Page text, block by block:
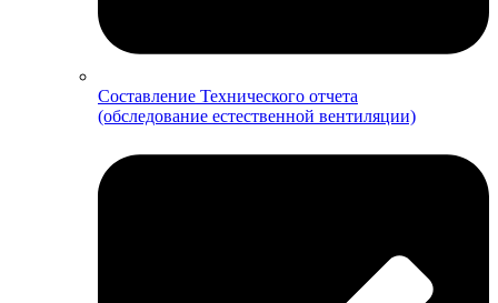
Составление Технического отчета
(обследование естественной вентиляции)